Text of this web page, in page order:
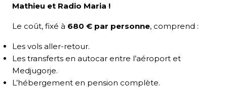
Mathieu et Radio Maria !
Le coût, fixé à 680 € par personne, comprend :
Les vols aller-retour.
Les transferts en autocar entre l’aéroport et
Medjugorje.
L’hébergement en pension complète.